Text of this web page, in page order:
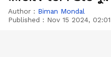
Author : Biman Mondal
Published : Nov 15 2024,